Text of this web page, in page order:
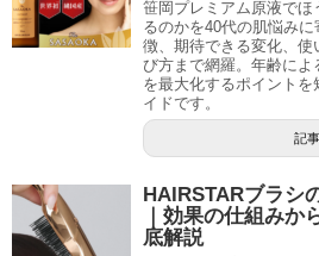
笹岡プレミアム原液でほ
るのかを40代の肌悩み
徴、期待できる変化、
び方まで網羅。年齢に
を最大化するポイント
イドです。
記
HAIRSTARブラシ
｜効果の仕組みか
底解説